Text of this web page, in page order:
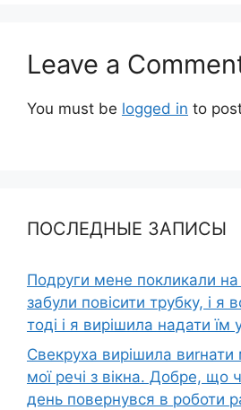
Leave a
You must be logged in to
ПОСЛЕДНЫЕ ЗАПИСЫ
Подруги мене покликали на
забули повісити трубку, і я
тоді і я вирішила надати їм
Свекруха вирішила виrнати
мої речі з вікна. Добре, що
день повернувся в роботи